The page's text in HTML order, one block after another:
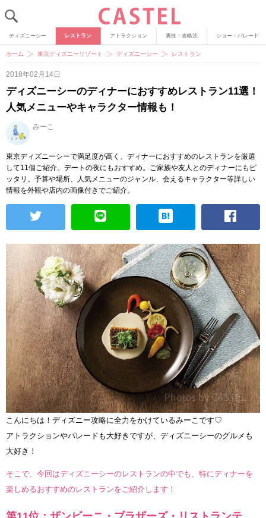
ディズニーシー レストラン アトラクション 裏技・攻略法 ショー・パレード
ホーム 東京ディズニーリゾート ディズニーシー レストラン
2018年02月14日
ディズニーシーのディナーにおすすめレストラン11選！
人気メニューやキャラクター情報も！
みーこ
東京ディズニーシーで満足度が高く、ディナーにおすすめのレストランを厳選
して11個ご紹介。デートの夜にもおすすめ。ご家族や友人とのディナーにもピ
ッタリ。予算や場所、人気メニューのジャンル、会えるキャラクター等詳しい
情報を外観や店内の画像付きでご紹介。
こんにちは！ディズニー攻略に全力をかけているみーこです♡
アトラクションやパレードも大好きですが、ディズニーシーのグルメも
大好き！
そこで、今回はディズニーシーのレストランの中でも、特にディナーを
楽しめるおすすめのレストランをご紹介します！